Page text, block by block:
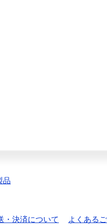
品
・決済について
よくある